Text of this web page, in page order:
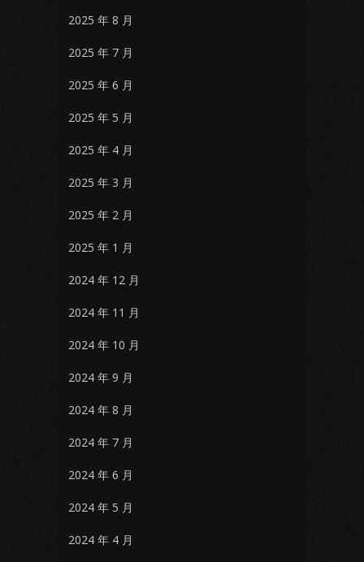
2025 年 8 月
2025 年 7 月
2025 年 6 月
2025 年 5 月
2025 年 4 月
2025 年 3 月
2025 年 2 月
2025 年 1 月
2024 年 12 月
2024 年 11 月
2024 年 10 月
2024 年 9 月
2024 年 8 月
2024 年 7 月
2024 年 6 月
2024 年 5 月
2024 年 4 月